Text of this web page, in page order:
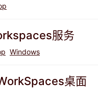
服务
Windows
桌面